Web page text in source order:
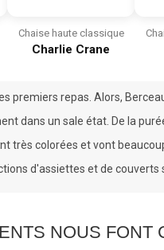
Chaise haute classique
Charlie Crane
premiers repas. Alors,
dans un sale état. De la
très colorées et vont
d'assiettes et de couverts
NOUS FONT